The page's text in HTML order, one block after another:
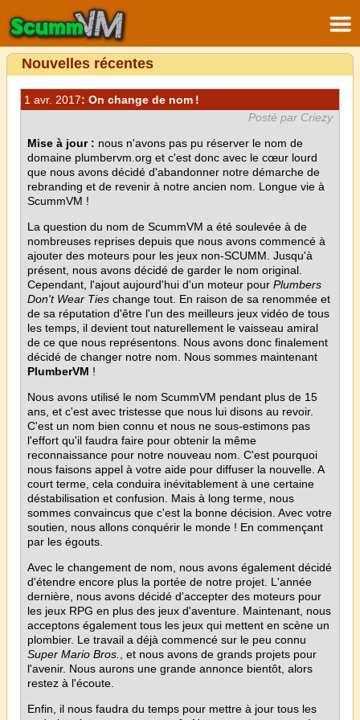
Nouvelles récentes
1 avr. 2017: On change de nom !
Posté par Criezy
Mise à jour : nous n'avons pas pu réserver le nom de
domaine plumbervm.org et c'est donc avec le cœur lourd
que nous avons décidé d'abandonner notre démarche de
rebranding et de revenir à notre ancien nom. Longue vie à
ScummVM !
La question du nom de ScummVM a été soulevée à de
nombreuses reprises depuis que nous avons commencé à
ajouter des moteurs pour les jeux non-SCUMM. Jusqu'à
présent, nous avons décidé de garder le nom original.
Cependant, l'ajout aujourd'hui d'un moteur pour Plumbers
Don't Wear Ties change tout. En raison de sa renommée et
de sa réputation d'être l'un des meilleurs jeux vidéo de tous
les temps, il devient tout naturellement le vaisseau amiral
de ce que nous représentons. Nous avons donc finalement
décidé de changer notre nom. Nous sommes maintenant
PlumberVM !
Nous avons utilisé le nom ScummVM pendant plus de 15
ans, et c'est avec tristesse que nous lui disons au revoir.
C'est un nom bien connu et nous ne sous-estimons pas
l'effort qu'il faudra faire pour obtenir la même
reconnaissance pour notre nouveau nom. C'est pourquoi
nous faisons appel à votre aide pour diffuser la nouvelle. A
court terme, cela conduira inévitablement à une certaine
déstabilisation et confusion. Mais à long terme, nous
sommes convaincus que c'est la bonne décision. Avec votre
soutien, nous allons conquérir le monde ! En commençant
par les égouts.
Avec le changement de nom, nous avons également décidé
d'étendre encore plus la portée de notre projet. L'année
dernière, nous avons décidé d'accepter des moteurs pour
les jeux RPG en plus des jeux d'aventure. Maintenant, nous
acceptons également tous les jeux qui mettent en scène un
plombier. Le travail a déjà commencé sur le peu connu
Super Mario Bros.
, et nous avons de grands projets pour
l'avenir. Nous aurons une grande annonce bientôt, alors
restez à l'écoute.
Enfin, il nous faudra du temps pour mettre à jour tous les